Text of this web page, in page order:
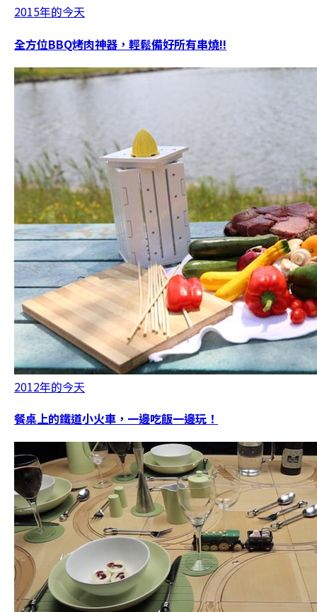
2015年的今天
全方位BBQ烤肉神器，輕鬆備好所有串燒!!
2012年的今天
餐桌上的鐵道小火車，一邊吃飯一邊玩！